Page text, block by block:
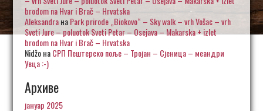
brodom na Hvar i Brač – Hrvatska
AleksandraнаPark prirode „Biokovo“ – Sky walk – vrh Vošac – vrh
Sveti Jure – poluotok Sveti Petar – Osejava – Makarska + izlet
brodom na Hvar i Brač – Hrvatska
NidžoнаСРП Пештерско поље – Тројан – Сјеница – меандри
Увца :-)
Архиве
јануар 2025